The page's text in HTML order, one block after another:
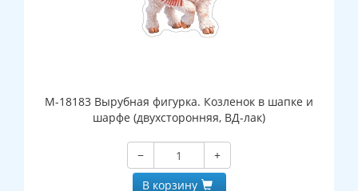
М-18183 Вырубная фигурка. Козленок в шапке и
шарфе (двухсторонняя, ВД-лак)
−
+
В корзину